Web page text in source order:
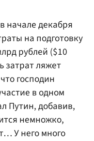
в начале декабря
на подготовку
рублей ($10
затрат ляжет
господин
в одном
Путин, добавив,
немножко,
У него много